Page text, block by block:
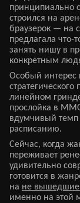
принципиально
строился на
браузерок — на
предлагала что-
занять нишу в
конкретным
Особый интерес
линейном
прослойка в
вдумчивый темп
расписанию.
Сейчас, когда
переживает
удивительно
готовится в
на не вышедшие
именно на этой